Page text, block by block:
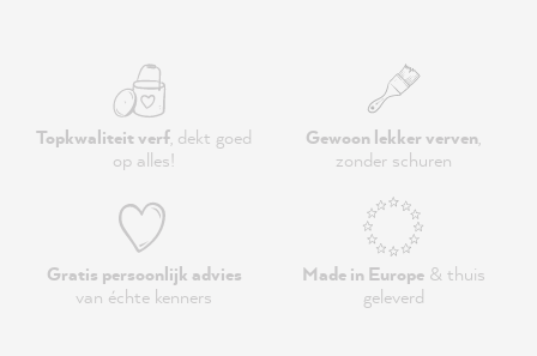
Topkwaliteit verf, dekt goed
op alles!
Gewoon lekker verven,
zonder schuren
Gratis persoonlijk advies
van échte kenners
Made in Europe& thuis
geleverd